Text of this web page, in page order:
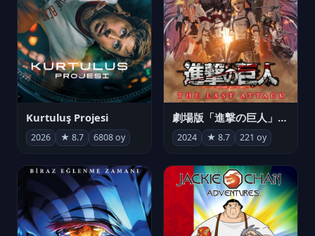
Kurtuluş Projesi
2026 ★ 8.7 6808 oy
劇場版「進撃の巨人」完結編 THE LAST ATTACK
2024 ★ 8.7 221 oy